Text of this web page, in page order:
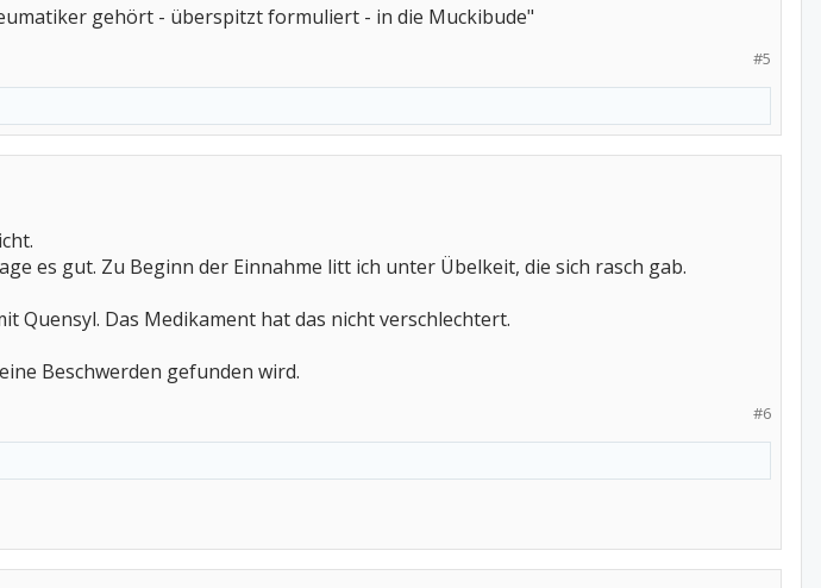
gehört - überspitzt formuliert - in die Muckibude"
#5
es gut. Zu Beginn der Einnahme litt ich unter Übelkeit, die sich rasch gab.
Quensyl. Das Medikament hat das nicht verschlechtert.
Beschwerden gefunden wird.
#6